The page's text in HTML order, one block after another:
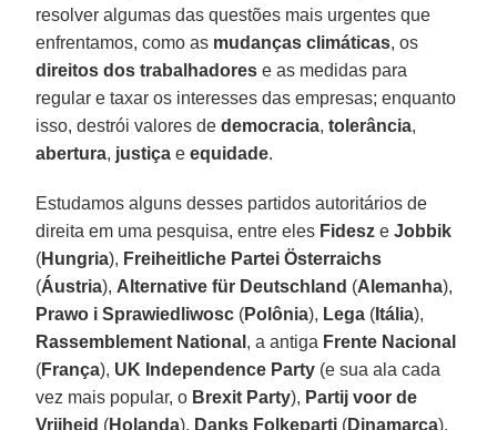
resolver algumas das questões mais urgentes que
enfrentamos, como as mudanças climáticas, os
direitos dos trabalhadores e as medidas para
regular e taxar os interesses das empresas; enquanto
isso, destrói valores dedemocracia,tolerância,
abertura, justiça eequidade.
Estudamos alguns desses partidos autoritários de
direita em uma pesquisa, entre eles Fidesze Jobbik
(Hungria), Freiheitliche Partei Österraichs
(Áustria), Alternative für Deutschland (Alemanha),
Prawo i Sprawiedliwosc (Polônia), Lega ( Itália),
Rassemblement National , a antiga Frente Nacional
(França), UK Independence Party (e sua ala cada
vez mais popular, o Brexit Party), Partij voor de
Vrijheid (Holanda), Danks Folkeparti (Dinamarca),